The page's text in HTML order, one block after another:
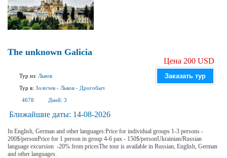
The unknown Galicia
Тур из: Львов
Тур в: Золочев - Львов - Дрогобыч
4678
Дней: 3
Цена 200 USD
Заказать тур
Ближайшие даты: 14-08-2026
In English, German and other languages:Price for individual groups 1-3 persons -
200$/personPrice for 1 person in group 4-6 pax - 150$/personUkrainian/Russian
language excursion -20% from pricesThe tour is available in Russian, English, German
and other languages.